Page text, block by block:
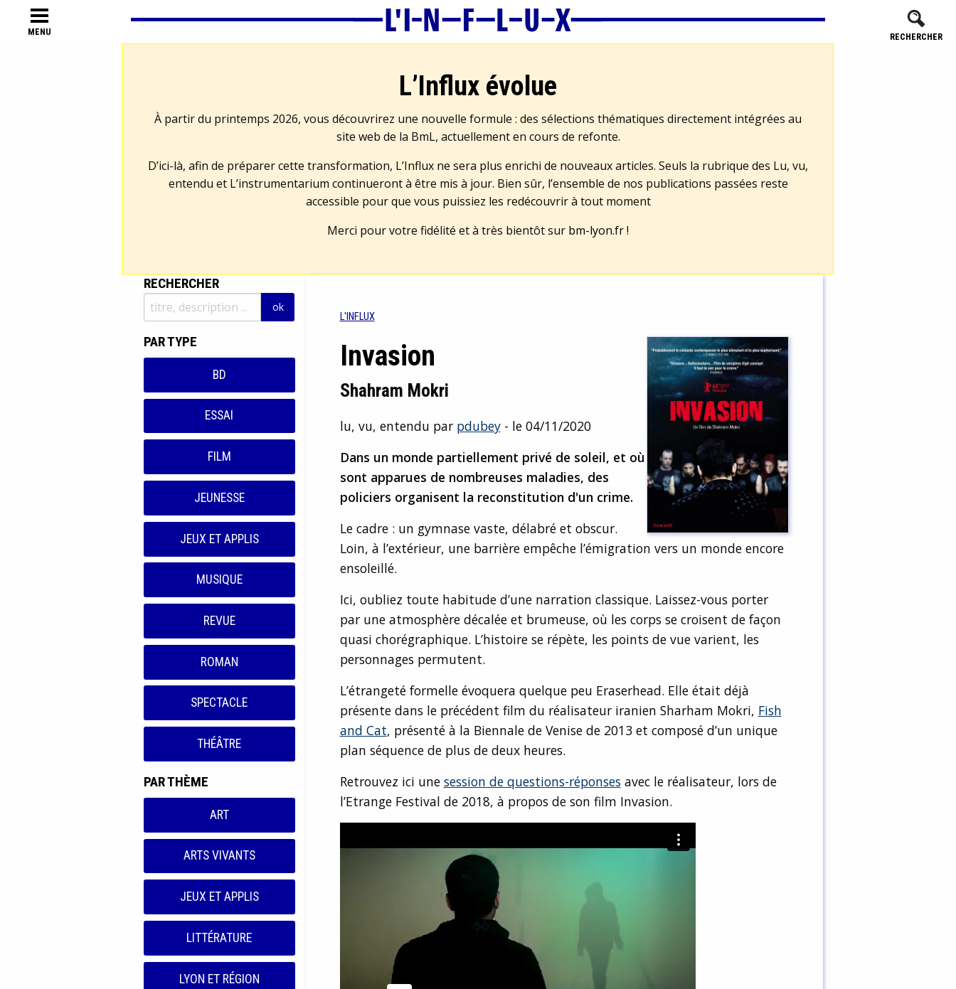
MENU RECHERCHER
L’Influx évolue
À partir du printemps 2026, vous découvrirez une nouvelle formule : des sélections thématiques directement intégrées au
site web de la BmL, actuellement en cours de refonte.
D’ici-là, afin de préparer cette transformation, L’Influx ne sera plus enrichi de nouveaux articles. Seuls la rubrique des Lu, vu,
entendu et L’instrumentarium continueront à être mis à jour. Bien sûr, l’ensemble de nos publications passées reste
accessible pour que vous puissiez les redécouvrir à tout moment
Merci pour votre fidélité et à très bientôt sur bm-lyon.fr!
RECHERCHER
PAR TYPE
BD
ESSAI
FILM
JEUNESSE
JEUX ET APPLIS
MUSIQUE
REVUE
ROMAN
SPECTACLE
THÉÂTRE
PAR THÈME
ART
ARTS VIVANTS
JEUX ET APPLIS
LITTÉRATURE
LYON ET RÉGION
L'INFLUX
Invasion
Shahram Mokri
lu, vu, entendu par pdubey- le 04/11/2020
Dans un monde partiellement privé de soleil, et où
sont apparues de nombreuses maladies, des
policiers organisent la reconstitution d'un crime.
Le cadre : un gymnase vaste, délabré et obscur.
Loin, à l’extérieur, une barrière empêche l’émigration vers un monde encore
ensoleillé.
Ici, oubliez toute habitude d’une narration classique. Laissez-vous porter
par une atmosphère décalée et brumeuse, où les corps se croisent de façon
quasi chorégraphique. L’histoire se répète, les points de vue varient, les
personnages permutent.
L’étrangeté formelle évoquera quelque peu Eraserhead. Elle était déjà
présente dans le précédent film du réalisateur iranien Sharham Mokri, Fish
and Cat, présenté à la Biennale de Venise de 2013 et composé d’un unique
plan séquence de plus de deux heures.
Retrouvez ici une session de questions-réponsesavec le réalisateur, lors de
l’Etrange Festival de 2018, à propos de son film Invasion.